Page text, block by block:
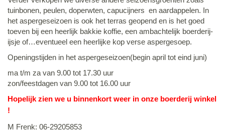
tuinbonen, peulen, doperwten, capucijners en aardappelen. In
het aspergeseizoen is ook het terras geopend en is het goed
toeven bij een heerlijk bakkie koffie, een ambachtelijk boerderij-
ijsje of…eventueel een heerlijke kop verse aspergesoep.
Openingstijden in het aspergeseizoen(begin april tot eind juni)
ma t/m za van 9.00 tot 17.30 uur
zon/feestdagen van 9.00 tot 16.00 uur
Hopelijk zien we u binnenkort weer in onze boerderij winkel
!
M Frenk: 06-29205853